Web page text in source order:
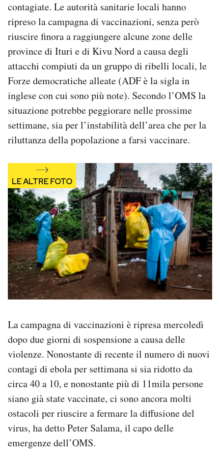
Hai bisogno di aiuto?
Esci
contagiate. Le autorità sanitarie locali hanno
ripreso la campagna di vaccinazioni, senza però
riuscire finora a raggiungere alcune zone delle
province di Ituri e di Kivu Nord a causa degli
attacchi compiuti da un gruppo di ribelli locali, le
Forze democratiche alleate (ADF è la sigla in
inglese con cui sono più note). Secondo l’OMS la
situazione potrebbe peggiorare nelle prossime
settimane, sia per l’instabilità dell’area che per la
riluttanza della popolazione a farsi vaccinare.
La campagna di vaccinazioni è ripresa mercoledì
dopo due giorni di sospensione a causa delle
violenze. Nonostante di recente il numero di nuovi
contagi di ebola per settimana si sia ridotto da
circa 40 a 10, e nonostante più di 11mila persone
siano già state vaccinate, ci sono ancora molti
ostacoli per riuscire a fermare la diffusione del
virus, ha detto Peter Salama, il capo delle
emergenze dell’OMS.